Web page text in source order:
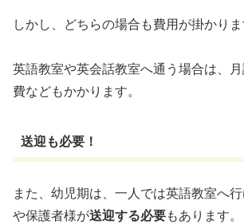
しかし、どちらの場合も費用が掛かりま
英語教室や英会話教室へ通う場合は、
費などもかかります。
送迎も必要！
また、幼児期は、一人では英語教室へ
や保護者様が送迎する必要もあります。